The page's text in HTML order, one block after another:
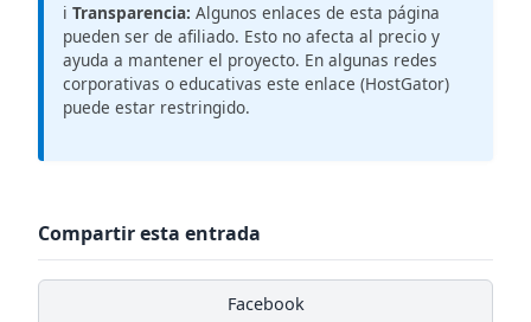
ℹ️ Transparencia: Algunos enlaces de esta página
pueden ser de afiliado. Esto no afecta al precio y
ayuda a mantener el proyecto. En algunas redes
corporativas o educativas este enlace (HostGator)
puede estar restringido.
Compartir esta entrada
Facebook